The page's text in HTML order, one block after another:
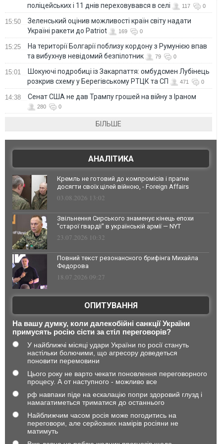
поліцейських і 11 днів переховувався в селі 117 0
15:50
Зеленський оцінив можливості країн світу надати
Україні ракети до Patriot
169 0
15:25
На території Болгарії поблизу кордону з Румунією впав
та вибухнув невідомий безпілотник
79 0
15:01
Шокуючі подробиці із Закарпаття: омбудсмен Лубінець
розкрив схему у Берегівському РТЦК та СП
471 0
14:38 Сенат США не дав Трампу грошей на війну з Іраном
280 0
БІЛЬШЕ
АНАЛІТИКА
Кремль не готовий до компромісів і прагне
досягти своїх цілей війною, - Foreign Affairs
03.08.2026 13:02
Звільнення Сирського знаменує кінець епохи
"старої гвардії" в українській армії — NYT
23.07.2026 10:32
Повний текст резонансного брифінга Михайла
Федорова
18.07.2026 09:27
ОПИТУВАННЯ
На вашу думку, коли далекобійні санкції України
примусять росію сісти за стіл переговорів?
У найближчі місяці удари України по росії стануть
настільки болючими, що агресору доведеться
поновити перемовини
Цього року не варто чекати поновлення переговорного
процесу. А от наступного - можливо все
рф навпаки піде на ескалацію попри здоровий глузд і
намагатиметься триматися до останнього
Найближчим часом росія може погодитись на
переговори, але серйозних намірів росіяни не
матимуть